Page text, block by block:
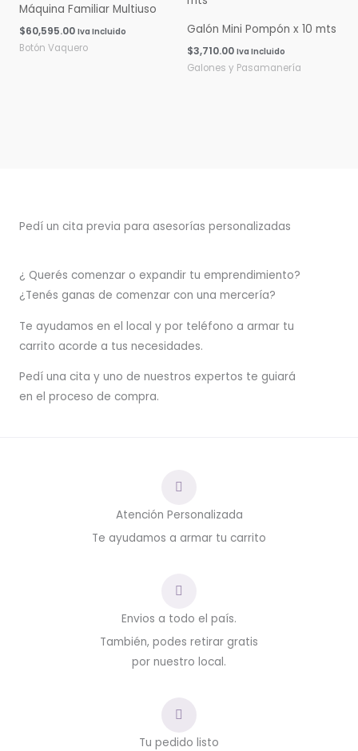
Máquina Familiar Multiuso
$60,595.00 Iva Incluido
Botón Vaquero
Galón Mini Pompón x 10 mts
$3,710.00 Iva Incluido
Galones y Pasamanería
Pedí un cita previa para asesorías personalizadas
¿ Querés comenzar o expandir tu emprendimiento?
¿Tenés ganas de comenzar con una mercería?
Te ayudamos en el local y por teléfono a armar tu
carrito acorde a tus necesidades.
Pedí una cita y uno de nuestros expertos te guiará
en el proceso de compra.
Atención Personalizada
Te ayudamos a armar tu carrito
Envios a todo el país.
También, podes retirar gratis
por nuestro local.
Tu pedido listo